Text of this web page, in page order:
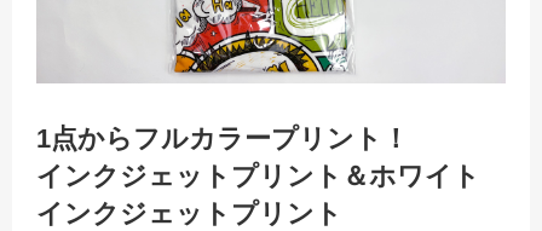
1点からフルカラープリント！
インクジェットプリント＆ホワイト
インクジェットプリント